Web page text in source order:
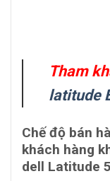
Tham
latitude
Chế độ bán
khách hàng
dell Latitude